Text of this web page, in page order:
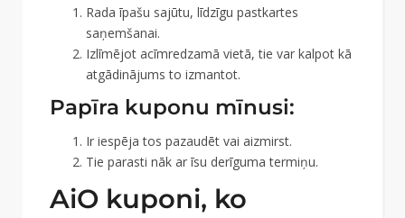
Rada īpašu sajūtu, līdzīgu pastkartes
saņemšanai.
Izlīmējot acīmredzamā vietā, tie var kalpot kā
atgādinājums to izmantot.
Papīra kuponu mīnusi:
Ir iespēja tos pazaudēt vai aizmirst.
Tie parasti nāk ar īsu derīguma termiņu.
AiO kuponi, ko